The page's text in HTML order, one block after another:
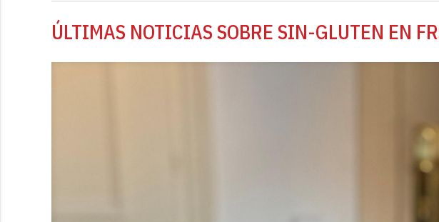
ÚLTIMAS NOTICIAS SOBRE SIN-GLUTEN EN